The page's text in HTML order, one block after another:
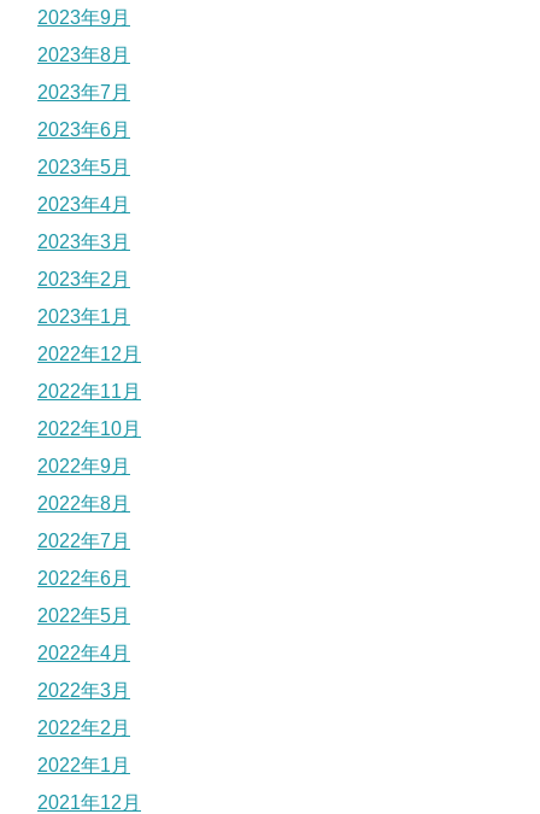
2023年9月
2023年8月
2023年7月
2023年6月
2023年5月
2023年4月
2023年3月
2023年2月
2023年1月
2022年12月
2022年11月
2022年10月
2022年9月
2022年8月
2022年7月
2022年6月
2022年5月
2022年4月
2022年3月
2022年2月
2022年1月
2021年12月